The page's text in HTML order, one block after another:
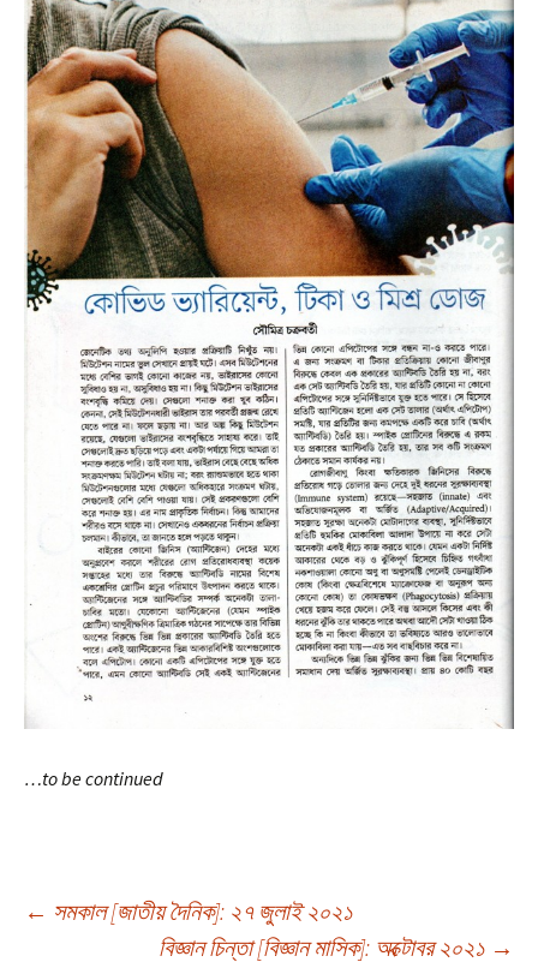
…to be continued
Post
← সমকাল [জাতীয় দৈনিক]: ২৭ জুলাই ২০২১
বিজ্ঞান চিন্তা [বিজ্ঞান মাসিক]: অক্টোবর ২০২১ →